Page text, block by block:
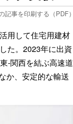
記事を印刷する（PDF）
用して住宅用建材
た。2023年に出資
-関西を結ぶ高速道
か、安定的な輸送